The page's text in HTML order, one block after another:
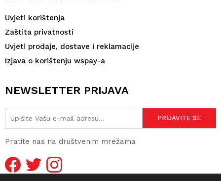
Uvjeti korištenja
Zaštita privatnosti
Uvjeti prodaje, dostave i reklamacije
Izjava o korištenju wspay-a
NEWSLETTER PRIJAVA
Pratite nas na društvenim mrežama